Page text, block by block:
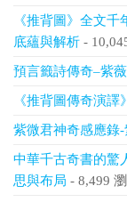
《推背圖》全文
底蘊與解析 -
預言籤詩傳奇–紫
《推背圖傳奇演
紫微君神奇感應錄
中華千古奇書的驚
思與布局 - 8,499